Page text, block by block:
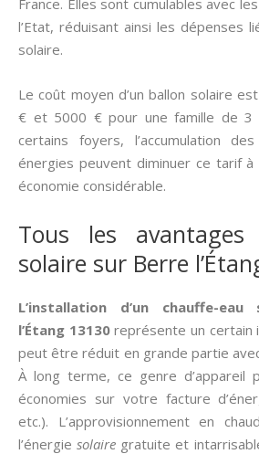
l’Etat, réduisant ainsi les dépenses
solaire.
Le coût moyen d’un ballon solaire
€ et 5000 € pour une famille de 3
certains foyers, l’accumulation
énergies peuvent diminuer ce tarif à
économie considérable.
Tous les avantages
solaire sur Berre
L’installation d’un chauffe-
l’Étang 13130représente un certain
peut être réduit en grande partie
À long terme, ce genre d’appareil
économies sur votre facture
etc.). L’approvisionnement en
l’énergiesolaire gratuite et